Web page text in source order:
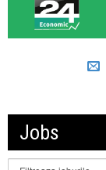
Jobs